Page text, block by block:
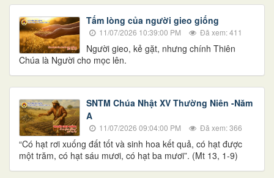
Tấm lòng của người gieo giống
11/07/2026 10:39:00 PM Đã xem: 411
Người gieo, kẻ gặt, nhưng chính Thiên
Chúa là Người cho mọc lên.
SNTM Chúa Nhật XV Thường Niên -Năm
A
11/07/2026 09:04:00 PM Đã xem: 366
“Có hạt rơi xuống đất tốt và sinh hoa kết quả, có hạt được
một trăm, có hạt sáu mươi, có hạt ba mươi”. (Mt 13, 1-9)